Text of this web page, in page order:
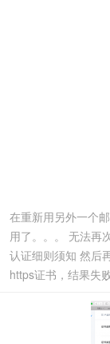
在重新用另外一个
用了。。。 无法再
认证细则须知 然后
https证书，结果失